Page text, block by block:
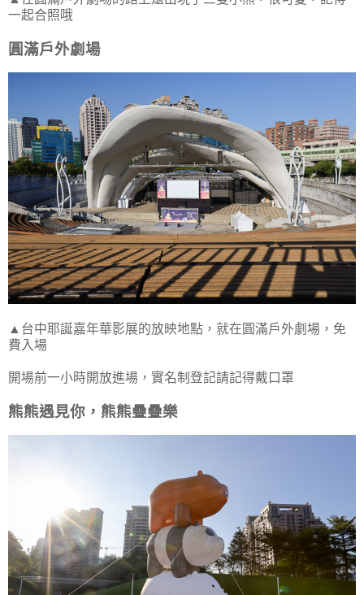
一起合照哦
圓滿戶外劇場
▲台中耶誕嘉年華影展的放映地點，就在圓滿戶外劇場，免
費入場
開場前一小時開放進場，實名制登記請記得戴口罩
熊熊遇見你，熊熊疊疊樂